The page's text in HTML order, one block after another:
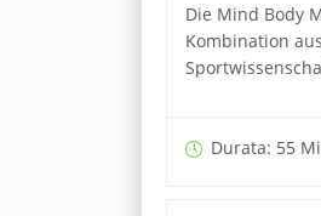
Die Mind Body
Kombination
Durata: 55